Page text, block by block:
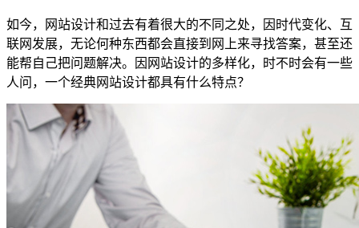
如今，网站设计和过去有着很大的不同之处，因时代变化、互
联网发展，无论何种东西都会直接到网上来寻找答案，甚至还
能帮自己把问题解决。因网站设计的多样化，时不时会有一些
人问，一个经典网站设计都具有什么特点？